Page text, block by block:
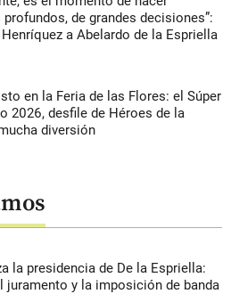
de grandes decisiones”:
a Abelardo de la Espriella
en la Feria de las Flores: el Súper
2026, desfile de Héroes de la
diversión
la presidencia de De la Espriella:
juramento y la imposición de banda